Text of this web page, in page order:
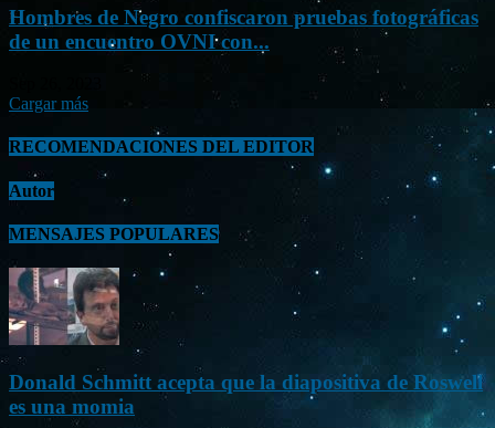
Hombres de Negro confiscaron pruebas fotográficas
de un encuentro OVNI con...
Cargar más
RECOMENDACIONES DEL EDITOR
Autor
MENSAJES POPULARES
Donald Schmitt acepta que la diapositiva de Roswell
es una momia